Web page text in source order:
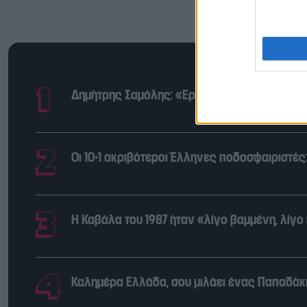
Δημήτρης Σαμόλης: «Ερωτευμένος είμαι ο
Οι 10+1 ακριβότεροι Έλληνες
Η Καβάλα του 1987 ήταν «λίγο βαμμένη,
Καλημέρα Ελλάδα, σου μιλάει ένας